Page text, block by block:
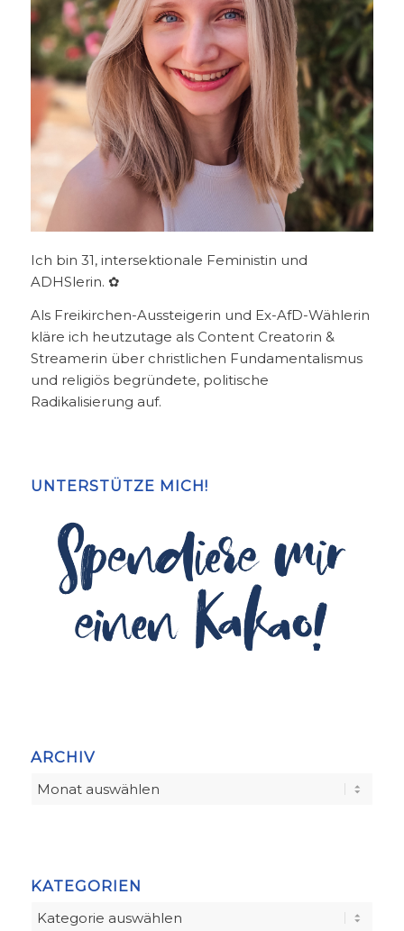
Ich bin 31, intersektionale Feministin und
ADHSlerin. ✿
Als Freikirchen-Aussteigerin und Ex-AfD-Wählerin
kläre ich heutzutage als Content Creatorin &
Streamerin über christlichen Fundamentalismus
und religiös begründete, politische
Radikalisierung auf.
UNTERSTÜTZE MICH!
ARCHIV
KATEGORIEN
Kategorien